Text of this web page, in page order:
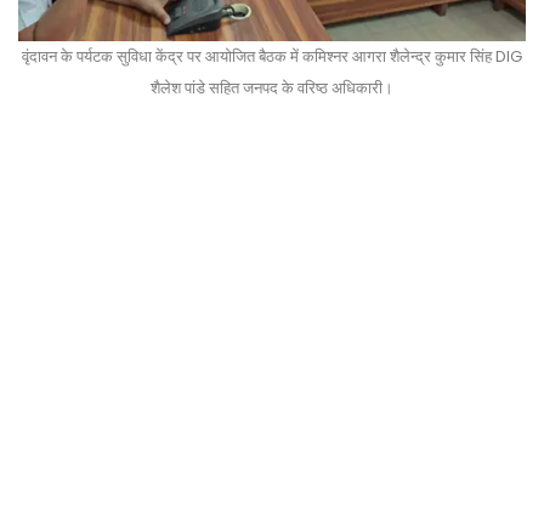
वृंदावन के पर्यटक सुविधा केंद्र पर आयोजित बैठक में कमिश्नर आगरा शैलेन्द्र कुमार सिंह DIG
शैलेश पांडे सहित जनपद के वरिष्ठ अधिकारी।